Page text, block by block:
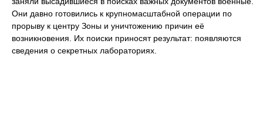
Они давно готовились к крупномасштабной операции по
прорыву к центру Зоны и уничтожению причин её
возникновения. Их поиски приносят результат: появляются
сведения о секретных лабораториях.